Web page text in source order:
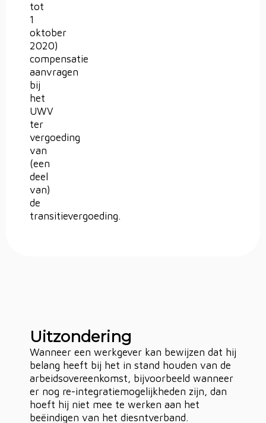
tot
1
oktober
2020)
compensatie
aanvragen
bij
het
UWV
ter
vergoeding
van
(een
deel
van)
de
transitievergoeding.
Uitzondering
Wanneer een werkgever kan bewijzen dat hij
belang heeft bij het in stand houden van de
arbeidsovereenkomst, bijvoorbeeld wanneer
er nog re-integratiemogelijkheden zijn, dan
hoeft hij niet mee te werken aan het
beëindigen van het diesntverband.